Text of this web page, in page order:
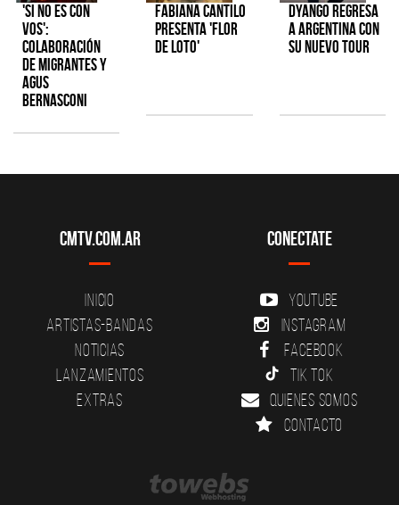
'Si No Es Con
Vos':
colaboración
de Migrantes y
Agus
Bernasconi
Fabiana Cantilo
presenta 'Flor
de Loto'
Dyango regresa
a Argentina con
su nuevo tour
CMTV.com.ar
Inicio
Artistas-Bandas
Noticias
Lanzamientos
Extras
Conectate
YouTube
Instagram
Facebook
Tik Tok
Quienes somos
Contacto